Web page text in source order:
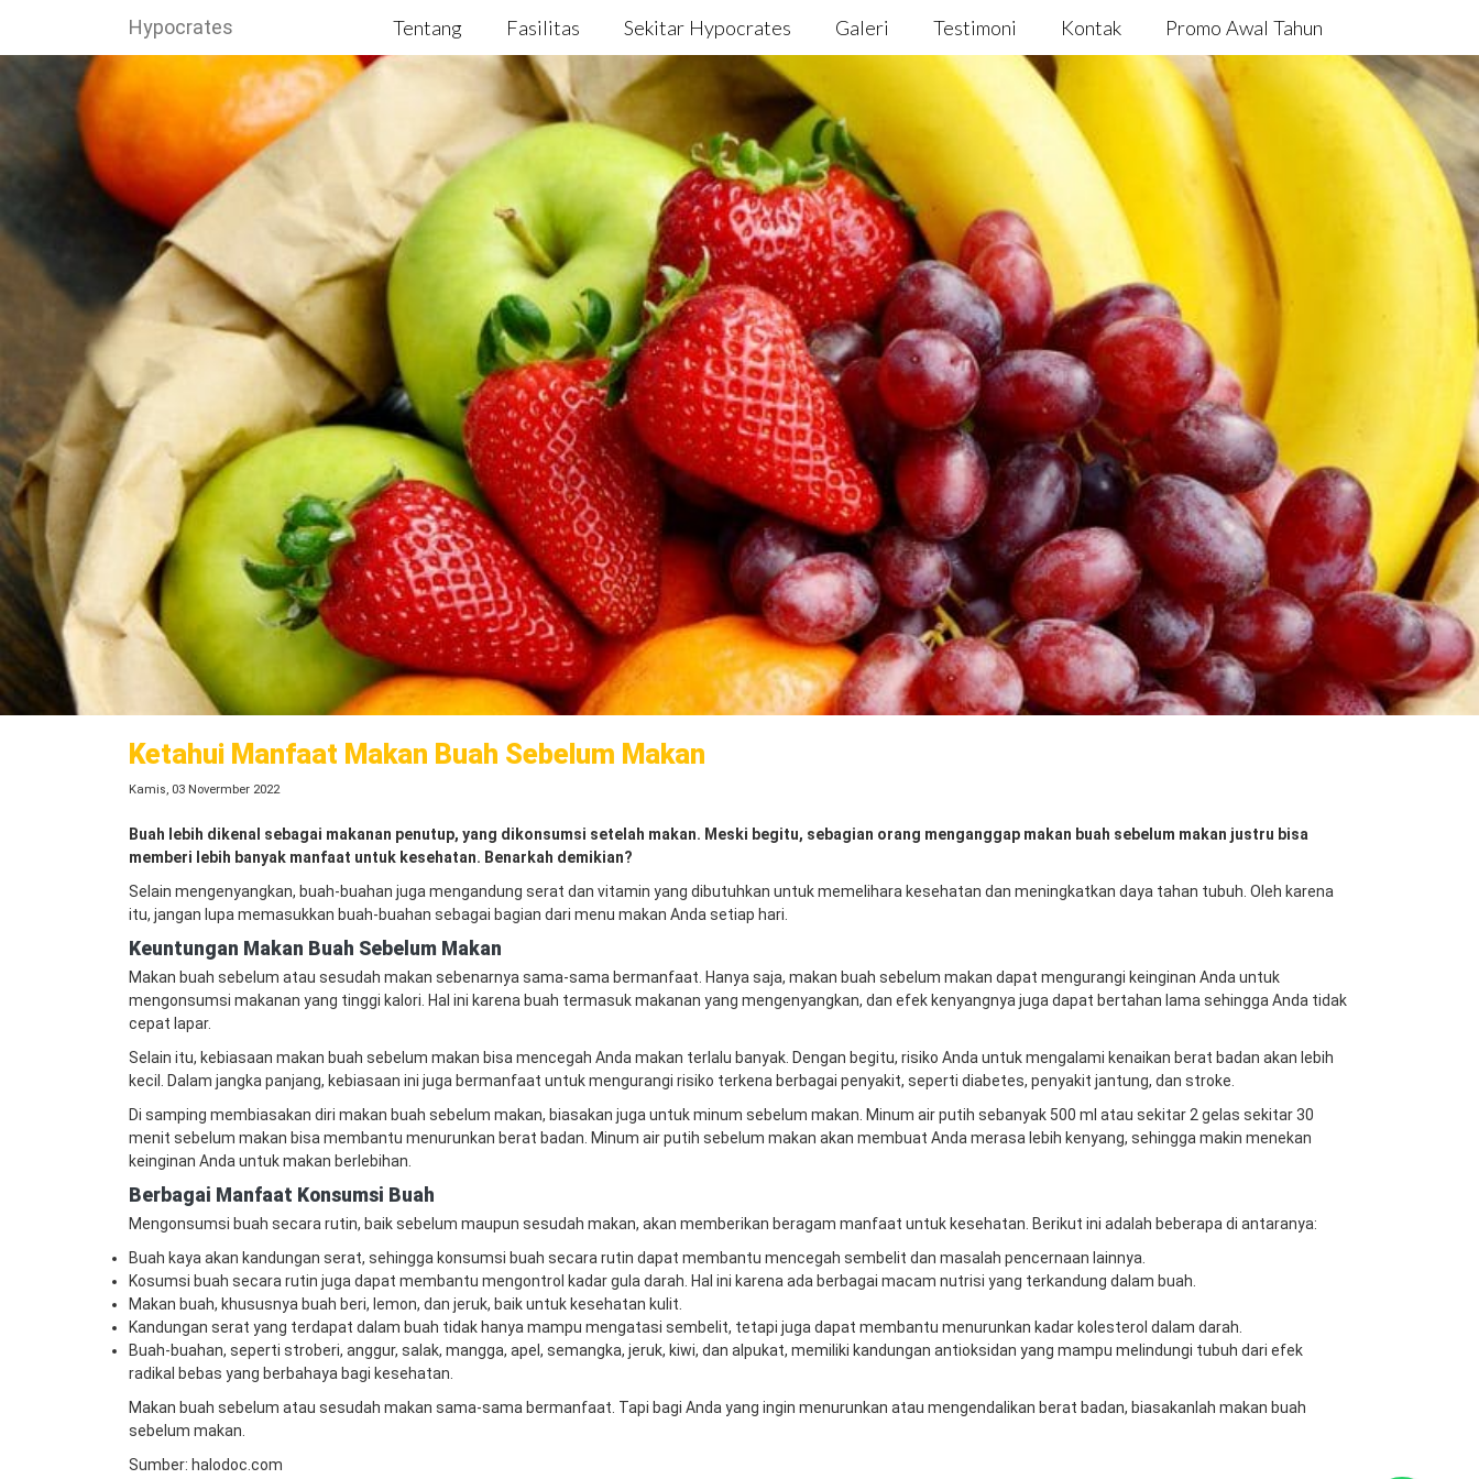
Hypocrates Tentang Fasilitas Sekitar Hypocrates Galeri Testimoni Kontak Promo Awal Tahun
Ketahui Manfaat Makan Buah Sebelum Makan
Kamis, 03 Novermber 2022
Buah lebih dikenal sebagai makanan penutup, yang dikonsumsi setelah makan. Meski begitu, sebagian orang menganggap makan buah sebelum makan justru bisa
memberi lebih banyak manfaat untuk kesehatan. Benarkah demikian?
Selain mengenyangkan, buah-buahan juga mengandung serat dan vitamin yang dibutuhkan untuk memelihara kesehatan dan meningkatkan daya tahan tubuh. Oleh karena
itu, jangan lupa memasukkan buah-buahan sebagai bagian dari menu makan Anda setiap hari.
Keuntungan Makan Buah Sebelum Makan
Makan buah sebelum atau sesudah makan sebenarnya sama-sama bermanfaat. Hanya saja, makan buah sebelum makan dapat mengurangi keinginan Anda untuk
mengonsumsi makanan yang tinggi kalori. Hal ini karena buah termasuk makanan yang mengenyangkan, dan efek kenyangnya juga dapat bertahan lama sehingga Anda tidak
cepat lapar.
Selain itu, kebiasaan makan buah sebelum makan bisa mencegah Anda makan terlalu banyak. Dengan begitu, risiko Anda untuk mengalami kenaikan berat badan akan lebih
kecil. Dalam jangka panjang, kebiasaan ini juga bermanfaat untuk mengurangi risiko terkena berbagai penyakit, seperti diabetes, penyakit jantung, dan stroke.
Di samping membiasakan diri makan buah sebelum makan, biasakan juga untuk minum sebelum makan. Minum air putih sebanyak 500 ml atau sekitar 2 gelas sekitar 30
menit sebelum makan bisa membantu menurunkan berat badan. Minum air putih sebelum makan akan membuat Anda merasa lebih kenyang, sehingga makin menekan
keinginan Anda untuk makan berlebihan.
Berbagai Manfaat Konsumsi Buah
Mengonsumsi buah secara rutin, baik sebelum maupun sesudah makan, akan memberikan beragam manfaat untuk kesehatan. Berikut ini adalah beberapa di antaranya:
Buah kaya akan kandungan serat, sehingga konsumsi buah secara rutin dapat membantu mencegah sembelit dan masalah pencernaan lainnya.
Kosumsi buah secara rutin juga dapat membantu mengontrol kadar gula darah. Hal ini karena ada berbagai macam nutrisi yang terkandung dalam buah.
Makan buah, khususnya buah beri, lemon, dan jeruk, baik untuk kesehatan kulit.
Kandungan serat yang terdapat dalam buah tidak hanya mampu mengatasi sembelit, tetapi juga dapat membantu menurunkan kadar kolesterol dalam darah.
Buah-buahan, seperti stroberi, anggur, salak, mangga, apel, semangka, jeruk, kiwi, dan alpukat, memiliki kandungan antioksidan yang mampu melindungi tubuh dari efek
radikal bebas yang berbahaya bagi kesehatan.
Makan buah sebelum atau sesudah makan sama-sama bermanfaat. Tapi bagi Anda yang ingin menurunkan atau mengendalikan berat badan, biasakanlah makan buah
sebelum makan.
Sumber: halodoc.com